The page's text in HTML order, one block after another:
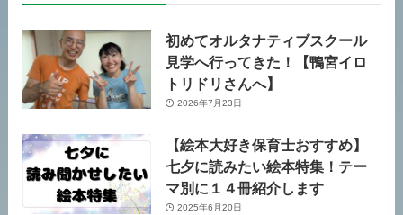
初めてオルタナティブスクール
見学へ行ってきた！【鴨宮イロ
トリドリさんへ】
2026年7月23日
【絵本大好き保育士おすすめ】
七夕に読みたい絵本特集！テー
マ別に１４冊紹介します
2025年6月20日